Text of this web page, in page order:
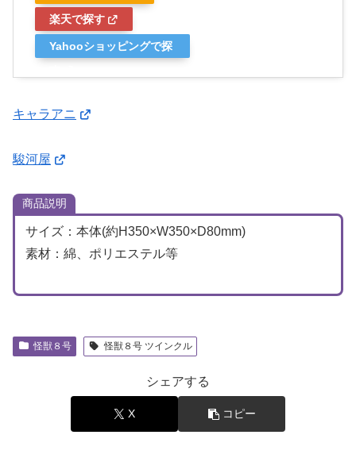
楽天で探す
Yahooショッピングで探
キャラアニ
駿河屋
商品説明
サイズ：本体(約H350×W350×D80mm)
素材：綿、ポリエステル等
怪獣８号 怪獣８号 ツインクル
シェアする
X コピー